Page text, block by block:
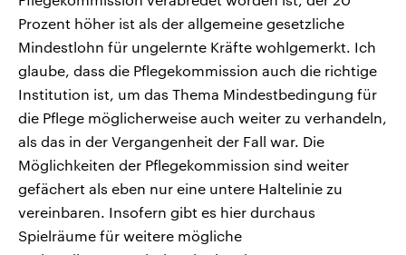
Prozent höher ist als der allgemeine gesetzliche
Mindestlohn für ungelernte Kräfte wohlgemerkt. Ich
glaube, dass die Pflegekommission auch die richtige
Institution ist, um das Thema Mindestbedingung für
die Pflege möglicherweise auch weiter zu verhandeln,
als das in der Vergangenheit der Fall war. Die
Möglichkeiten der Pflegekommission sind weiter
gefächert als eben nur eine untere Haltelinie zu
vereinbaren. Insofern gibt es hier durchaus
Spielräume für weitere mögliche